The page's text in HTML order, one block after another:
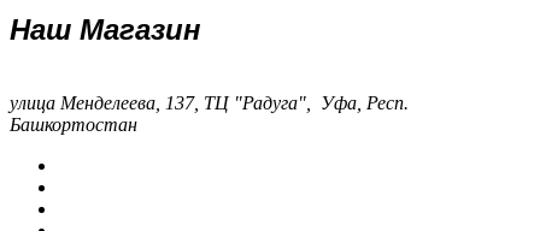
Наш Магазин
улица Менделеева, 137, ТЦ "Радуга", Уфа, Респ.
Башкортостан